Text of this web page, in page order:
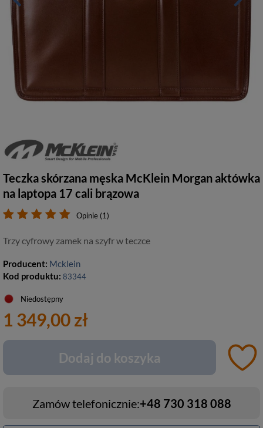
Teczka skórzana męska McKlein Morgan aktówka
na laptopa 17 cali brązowa
Opinie (1)
Trzy cyfrowy zamek na szyfr w teczce
Producent: Mcklein
Kod produktu: 83344
Niedostępny
1 349,00 zł
Dodaj do koszyka
Zamów telefonicznie:+48 730 318 088